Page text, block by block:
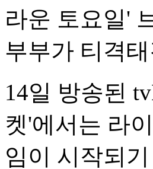
라운 토요일'
부부가 티격
14일 방송된
켓'에서는 라
임이 시작되